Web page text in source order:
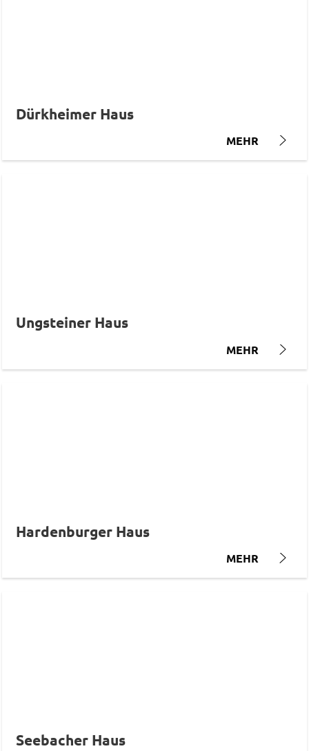
Dürkheimer Haus
MEHR
Ungsteiner Haus
MEHR
Hardenburger Haus
MEHR
Seebacher Haus